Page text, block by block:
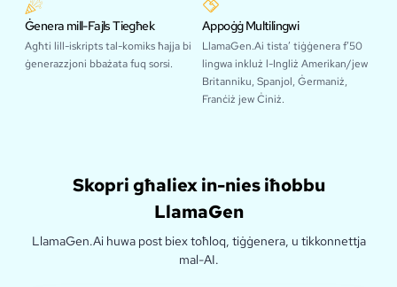
Ġenera mill-Fajls Tiegħek
Agħti lill-iskripts tal-komiks ħajja bi
ġenerazzjoni bbażata fuq sorsi.
Appoġġ Multilingwi
LlamaGen.Ai tista’ tiġġenera f’50
lingwa inkluż l-Ingliż Amerikan/jew
Britanniku, Spanjol, Ġermaniż,
Franċiż jew Ċiniż.
Skopri għaliex in-nies iħobbu
LlamaGen
LlamaGen.Ai huwa post biex toħloq, tiġġenera, u tikkonnettja
mal-AI.